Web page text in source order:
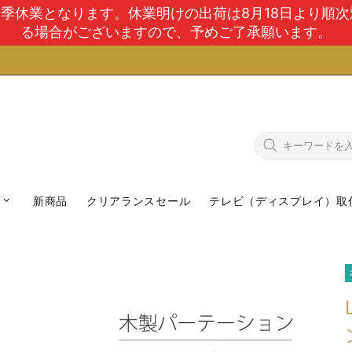
業となります。休業明けの出荷は8月18日より順
る場合がございますので、予めご了承願います。
新商品 クリアランスセール テレビ（ディスプレイ）取